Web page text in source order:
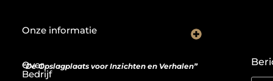
Over
Bedrijf
“De Opslagplaats voor Inzichten en Verhalen”
Onze informatie